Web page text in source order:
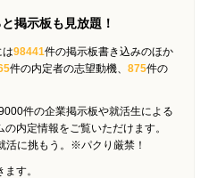
掲示板も見放題！
98441件の掲示板書き込みのほか
件の内定者の志望動機、 875件の
件の企業掲示板や就活生による
内定情報をご覧いただけます。
活に挑もう。※パクり厳禁！
す。